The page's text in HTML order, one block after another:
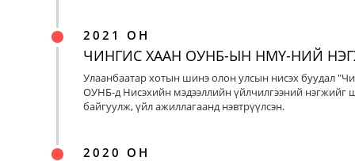
2021 ОН
ЧИНГИС ХААН ОУНБ-ЫН НМҮ-НИЙ
Улаанбаатар хотын шинэ олон улсын нисэх буудал
ОУНБ-д Нисэхийн мэдээллийн үйлчилгээний нэгжийг
байгуулж, үйл ажиллагаанд нэвтрүүлсэн.
2020 ОН